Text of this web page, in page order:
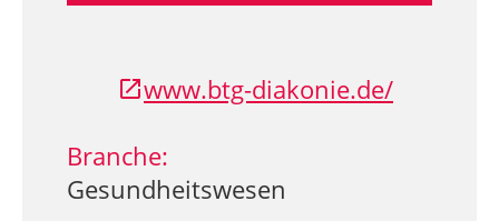
www.btg-diakonie.de/
Branche:
Gesundheitswesen